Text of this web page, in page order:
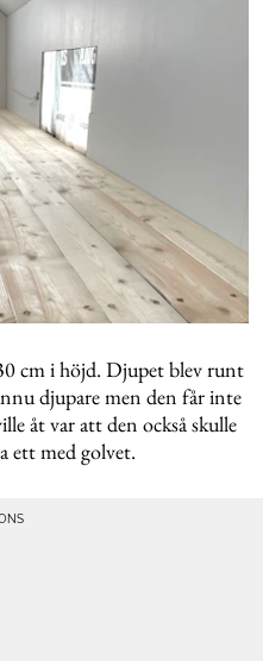
cm i höjd. Djupet blev runt
djupare men den får inte
åt var att den också skulle
ett med golvet.